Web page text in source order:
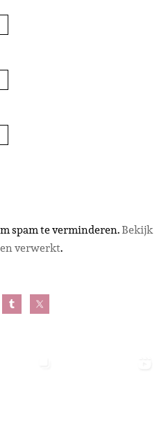
spam te verminderen.Bekijk
verwerkt.